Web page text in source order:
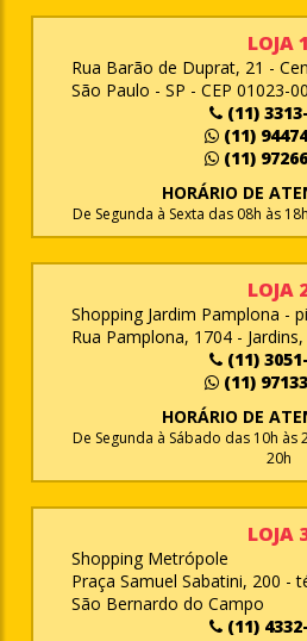
LOJA 1
Rua Barão de Duprat, 21 -
São Paulo - SP - CEP 01023-
(11)
(11)
(11)
HORÁRIO DE
De Segunda à Sexta das 08h às
LOJA
Shopping Jardim Pamplona -
Rua Pamplona, 1704 -
(11)
(11)
HORÁRIO DE
De Segunda à Sábado das 10h às
20h
LOJA
Shopping Metrópole
Praça Samuel Sabatini, 200 -
São Bernardo do Campo
(11)